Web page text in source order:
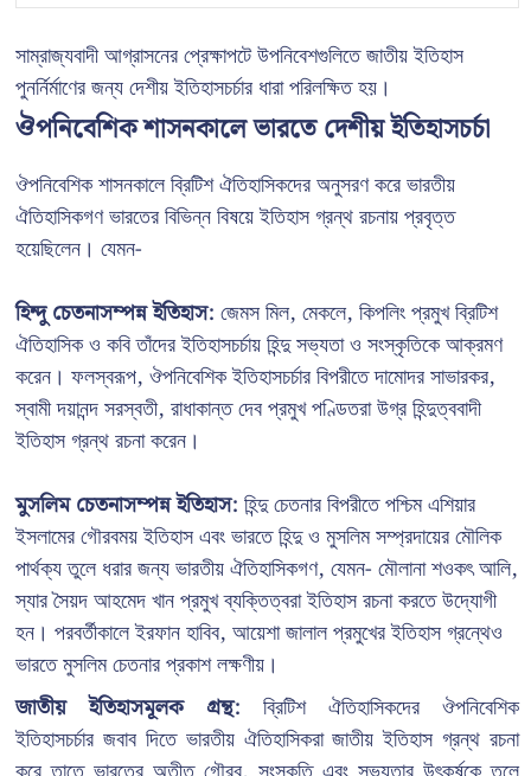
সাম্রাজ্যবাদী আগ্রাসনের প্রেক্ষাপটে উপনিবেশগুলিতে জাতীয় ইতিহাস
পুনর্নির্মাণের জন্য দেশীয় ইতিহাসচর্চার ধারা পরিলক্ষিত হয়।
ঔপনিবেশিক শাসনকালে ভারতে দেশীয় ইতিহাসচর্চা
ঔপনিবেশিক শাসনকালে ব্রিটিশ ঐতিহাসিকদের অনুসরণ করে ভারতীয়
ঐতিহাসিকগণ ভারতের বিভিন্ন বিষয়ে ইতিহাস গ্রন্থ রচনায় প্রবৃত্ত
হয়েছিলেন। যেমন-
হিন্দু চেতনাসম্পন্ন ইতিহাস: জেমস মিল, মেকলে, কিপলিং প্রমুখ ব্রিটিশ
ঐতিহাসিক ও কবি তাঁদের ইতিহাসচর্চায় হিন্দু সভ্যতা ও সংস্কৃতিকে আক্রমণ
করেন। ফলস্বরূপ, ঔপনিবেশিক ইতিহাসচর্চার বিপরীতে দামোদর সাভারকর,
স্বামী দয়ানন্দ সরস্বতী, রাধাকান্ত দেব প্রমুখ পণ্ডিতরা উগ্র হিন্দুত্ববাদী
ইতিহাস গ্রন্থ রচনা করেন।
মুসলিম চেতনাসম্পন্ন ইতিহাস: হিন্দু চেতনার বিপরীতে পশ্চিম এশিয়ার
ইসলামের গৌরবময় ইতিহাস এবং ভারতে হিন্দু ও মুসলিম সম্প্রদায়ের মৌলিক
পার্থক্য তুলে ধরার জন্য ভারতীয় ঐতিহাসিকগণ, যেমন- মৌলানা শওকৎ আলি,
স্যার সৈয়দ আহমেদ খান প্রমুখ ব্যক্তিত্বরা ইতিহাস রচনা করতে উদ্যোগী
হন। পরবর্তীকালে ইরফান হাবিব, আয়েশা জালাল প্রমুখের ইতিহাস গ্রন্থেও
ভারতে মুসলিম চেতনার প্রকাশ লক্ষণীয়।
জাতীয় ইতিহাসমূলক গ্রন্থ: ব্রিটিশ ঐতিহাসিকদের ঔপনিবেশিক
ইতিহাসচর্চার জবাব দিতে ভারতীয় ঐতিহাসিকরা জাতীয় ইতিহাস গ্রন্থ রচনা